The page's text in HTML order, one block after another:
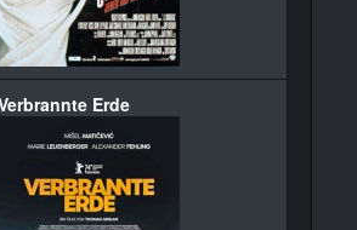
Erde